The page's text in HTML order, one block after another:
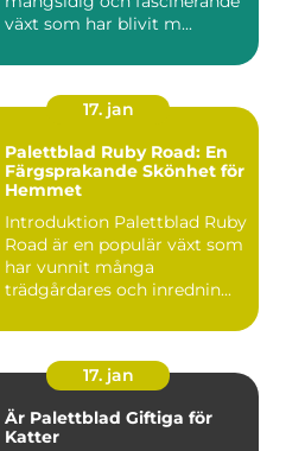
växt som har blivit m...
17. jan
Palettblad Ruby Road: En
Färgsprakande Skönhet för
Hemmet
Introduktion Palettblad Ruby
Road är en populär växt som
har vunnit många
trädgårdares och inrednin...
17. jan
Är Palettblad Giftiga för
Katter